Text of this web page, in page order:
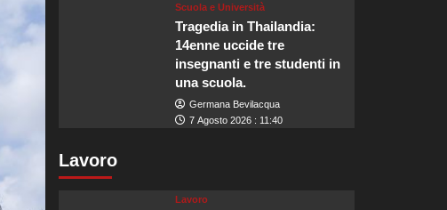
Scuola e Università
Tragedia in Thailandia:
14enne uccide tre
insegnanti e tre studenti in
una scuola.
Germana Bevilacqua
7 Agosto 2026 : 11:40
Lavoro
Lavoro